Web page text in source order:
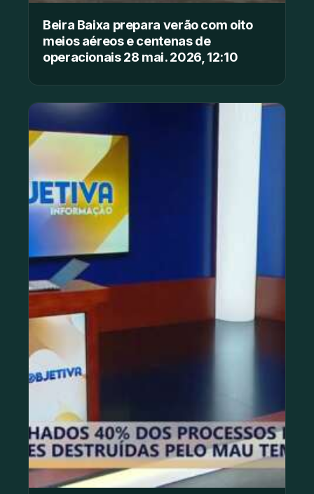
Beira Baixa prepara verão com oito
meios aéreos e centenas de
operacionais 28 mai. 2026, 12:10